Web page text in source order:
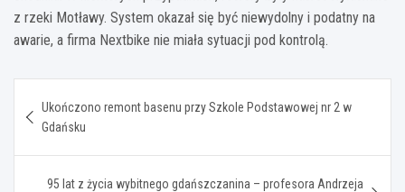
z rzeki Motławy. System okazał się być niewydolny i podatny na
awarie, a firma Nextbike nie miała sytuacji pod kontrolą.
wpisu
Ukończono remont basenu przy Szkole Podstawowej nr 2 w
Gdańsku
95 lat z życia wybitnego gdańszczanina – profesora Andrzeja